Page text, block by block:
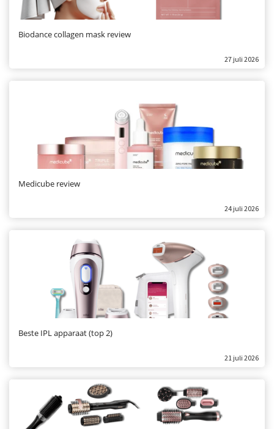
Biodance collagen mask review
27 juli 2026
Medicube review
24 juli 2026
Beste IPL apparaat (top 2)
21 juli 2026